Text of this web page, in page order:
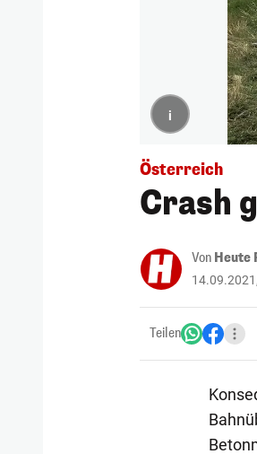
i
Österreich
Crash
Von Heute
Teilen